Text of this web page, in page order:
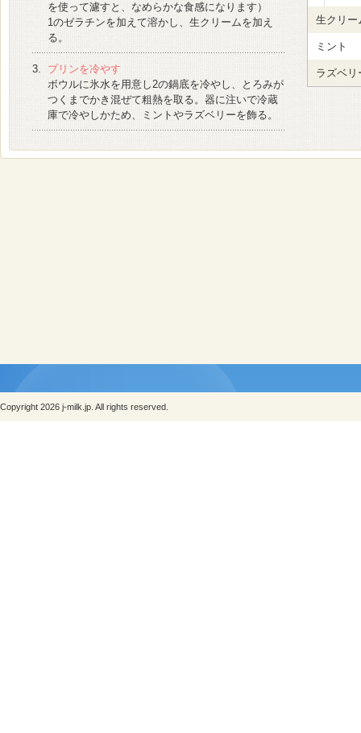
を使って濾すと、なめらかな食感になります）
1のゼラチンを加えて溶かし、生クリームを加え
る。
3.
プリンを冷やす
ボウルに氷水を用意し2の鍋底を冷やし、とろみが
つくまでかき混ぜて粗熱を取る。器に注いで冷蔵
庫で冷やしかため、ミントやラズベリーを飾る。
生クリー
ミント
ラズベリ
Copyright 2026 j-milk.jp. All rights reserved.